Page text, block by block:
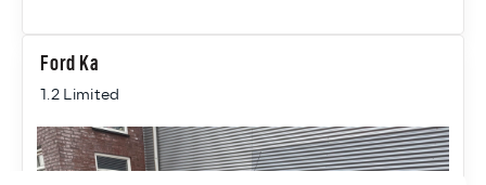
Ford Ka
1.2 Limited